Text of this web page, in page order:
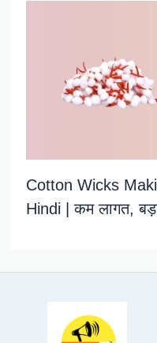
Cotton Wicks
Hindi | कम लागत,